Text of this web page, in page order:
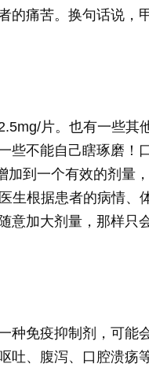
的痛苦。换句话说，
片。也有一些其
些不能自己瞎琢磨！
到一个有效的剂量
生根据患者的病情、
意加大剂量，那样只
种免疫抑制剂，可能
吐、腹泻、口腔溃疡